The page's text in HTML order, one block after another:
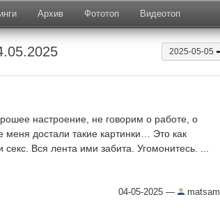
Архив Фототоп Видеотоп
2025-05-05
настроение, не говорим о работе, о
достали такие картинки… Это как
Вся лента ими забита. Угомонитесь. ...
04-05-2025 — matsam